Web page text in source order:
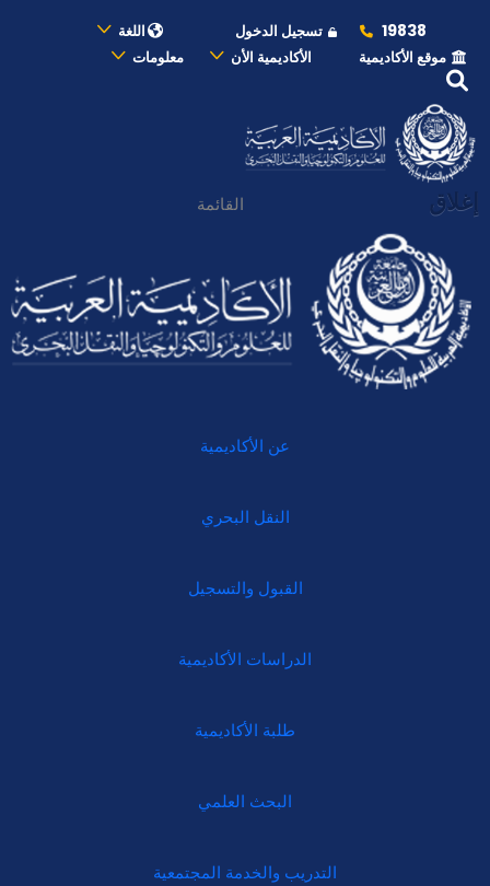
19838 تسجيل الدخول
اللغة
موقع الأكاديمية
الأكاديمية الأن معلومات
إغلاق القائمة
عن الأكاديمية
النقل البحري
القبول والتسجيل
الدراسات الأكاديمية
طلبة الأكاديمية
البحث العلمي
التدريب والخدمة المجتمعية